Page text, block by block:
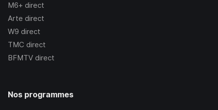
M6+ direct
Arte direct
W9 direct
TMC direct
BFMTV direct
Nos programmes